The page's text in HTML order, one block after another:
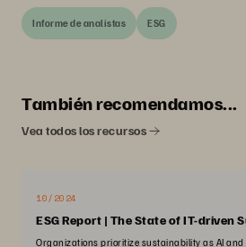
Informe de analistas ESG
También recomendamos...
Vea todos los recursos
10/2024
ESG Report | The State of IT-driven
Organizations prioritize sustainability as AI